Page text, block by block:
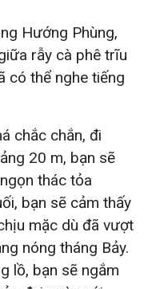
Hướng Phùng,
rẫy cà phê trĩu
có thể nghe tiếng
chắc chắn, đi
20 m, bạn sẽ
thác tỏa
bạn sẽ cảm thấy
mặc dù đã vượt
nóng tháng Bảy.
lồ, bạn sẽ ngắm